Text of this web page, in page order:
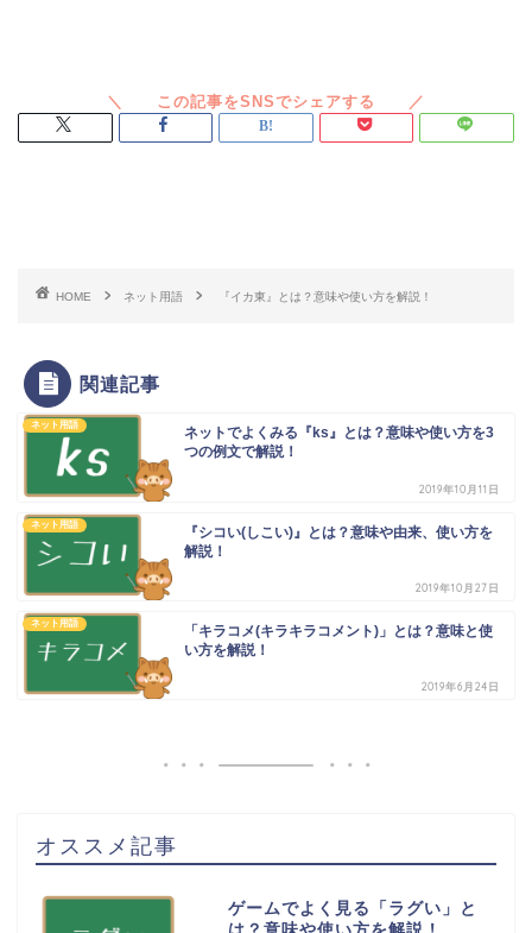
HOME ネット用語 『イカ東』とは？意味や使い方を解説！
関連記事
ネット用語
ネットでよくみる『ks』とは？意味や使い方を3
つの例文で解説！
2019年10月11日
ネット用語
『シコい(しこい)』とは？意味や由来、使い方を
解説！
2019年10月27日
ネット用語
「キラコメ(キラキラコメント)」とは？意味と使
い方を解説！
2019年6月24日
オススメ記事
ゲームでよく見る「ラグい」と